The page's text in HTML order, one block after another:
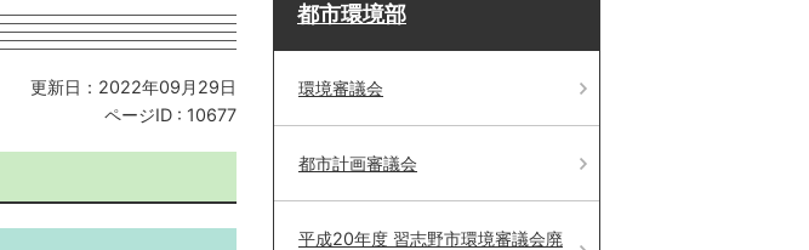
更新日：2022年09月29日
ページID : 10677
都市環境部
環境審議会
都市計画審議会
平成20年度 習志野市環境審議会廃